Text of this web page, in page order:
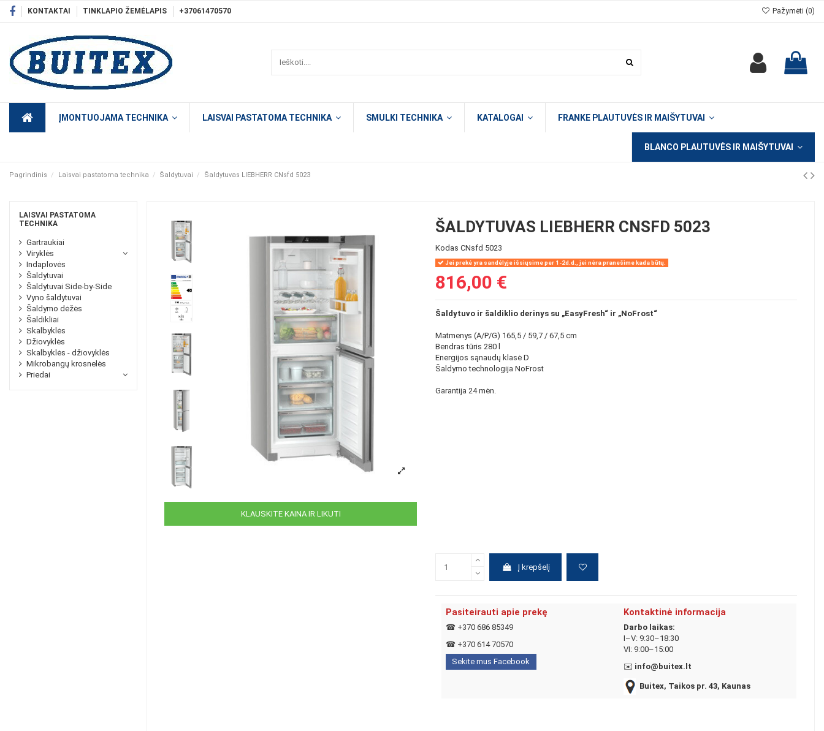
KONTAKTAI TINKLAPIO ŽEMĖLAPIS +37061470570 Pažymėti (0)
ĮMONTUOJAMA TECHNIKA LAISVAI PASTATOMA TECHNIKA SMULKI TECHNIKA KATALOGAI FRANKE PLAUTUVĖS IR MAIŠYTUVAI
BLANCO PLAUTUVĖS IR MAIŠYTUVAI
Pagrindinis Laisvai pastatoma technika Šaldytuvai Šaldytuvas LIEBHERR CNsfd 5023
KLAUSKITE KAINA IR LIKUTI
ŠALDYTUVAS LIEBHERR CNSFD 5023
Kodas CNsfd 5023
Jei prekė yra sandėlyje išsiųsime per 1-2d.d., jei nėra pranešime kada būtų.
816,00 €
Šaldytuvo ir šaldiklio derinys su „EasyFresh“ ir „NoFrost“
Matmenys (A/P/G) 165,5 / 59,7 / 67,5 cm
Bendras tūris 280 l
Energijos sąnaudų klasė D
Šaldymo technologija NoFrost
Garantija 24 mėn.
Į krepšelį
Pasiteirauti apie prekę
☎ +370 686 85349
☎ +370 614 70570
Sekite mus Facebook
Kontaktinė informacija
Darbo laikas:
I–V: 9:30–18:30
VI: 9:00–15:00
✉️ info@buitex.lt
Buitex, Taikos pr. 43, Kaunas
LAISVAI PASTATOMA
TECHNIKA
Gartraukiai
Viryklės
Indaplovės
Šaldytuvai
Šaldytuvai Side-by-Side
Vyno šaldytuvai
Šaldymo dėžės
Šaldikliai
Skalbyklės
Džiovyklės
Skalbyklės - džiovyklės
Mikrobangų krosnelės
Priedai